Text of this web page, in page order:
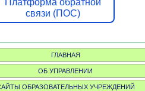
Платформа обратной
связи (ПОС)
ГЛАВНАЯ
ОБ УПРАВЛЕНИИ
ОБРАЗОВАТЕЛЬНЫХ УЧРЕЖДЕНИЙ